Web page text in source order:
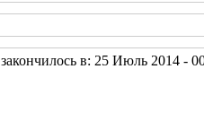
в: 25 Июль 2014 -